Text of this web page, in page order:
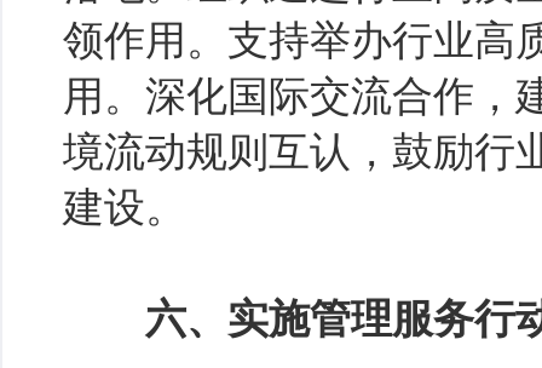
领作用。支持举办行业高
用。深化国际交流合作，
境流动规则互认，鼓励行
建设。
六、实施管理服务行